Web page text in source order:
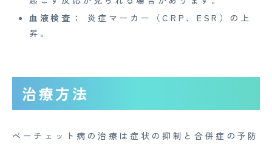
血液検査：
炎症マーカー（CRP、ESR）の上
昇。
治療方法
ベーチェット病の治療は症状の抑制と合併症の予防
イベント
Mente for Biz [メンテ]
情報セキュリティ基本方針